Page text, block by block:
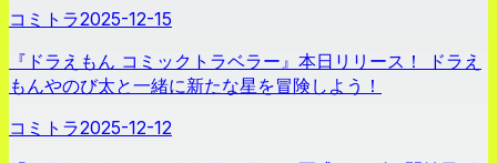
コミトラ2025-12-15
『ドラえもん コミックトラベラー』本日リリース！ ドラえ
もんやのび太と一緒に新たな星を冒険しよう！
コミトラ2025-12-12